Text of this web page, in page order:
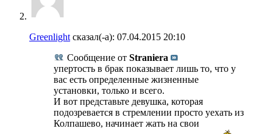
Greenlight сказал(-а): 07.04.2015 20:10
Сообщение от Straniera
упертость в брак показывает лишь то, что у
вас есть определенные жизненные
установки, только и всего.
И вот представьте девушка, которая
подозревается в стремлении просто уехать из
Колпашево, начинает жать на свои